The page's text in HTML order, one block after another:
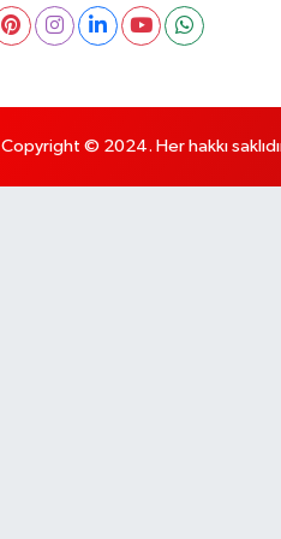
Copyright © 2024. Her hakkı